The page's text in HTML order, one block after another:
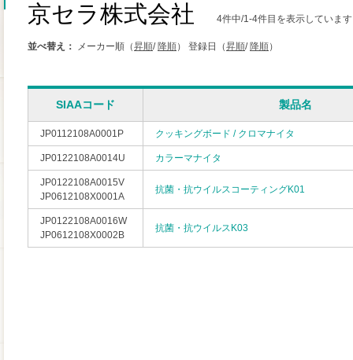
京セラ株式会社 4件中/1-4件目を表示しています
並べ替え： メーカー順（昇順/ 降順） 登録日（昇順/ 降順）
SIAAコード 製品名
JP0112108A0001P クッキングボード / クロマナイタ
JP0122108A0014U カラーマナイタ
JP0122108A0015V
JP0612108X0001A
抗菌・抗ウイルスコーティングK01
JP0122108A0016W
JP0612108X0002B
抗菌・抗ウイルスK03